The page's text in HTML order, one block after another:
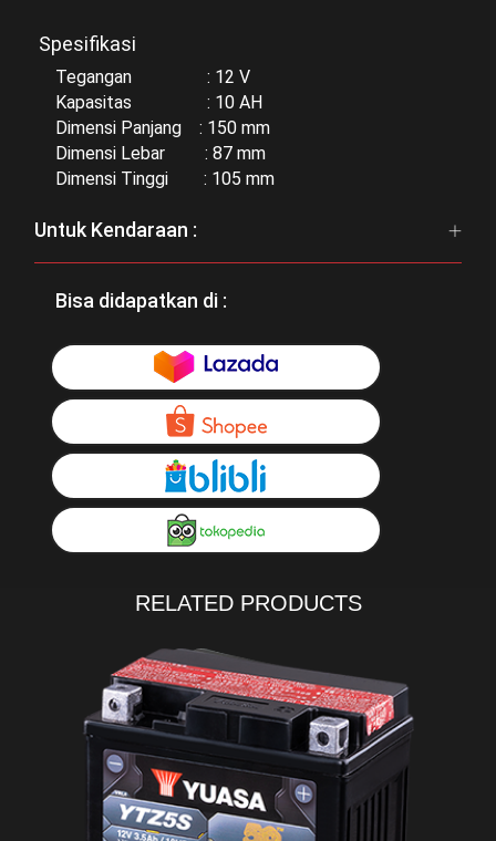
Spesifikasi
Tegangan : 12 V
Kapasitas : 10 AH
Dimensi Panjang : 150 mm
Dimensi Lebar : 87 mm
Dimensi Tinggi : 105 mm
Untuk Kendaraan :
Bisa didapatkan di :
RELATED PRODUCTS